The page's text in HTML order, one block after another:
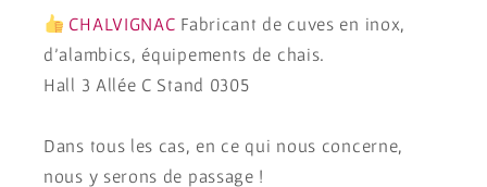
CHALVIGNAC Fabricant de cuves en inox,
d’alambics, équipements de chais.
Hall 3 Allée C Stand 0305
Dans tous les cas, en ce qui nous concerne,
nous y serons de passage !